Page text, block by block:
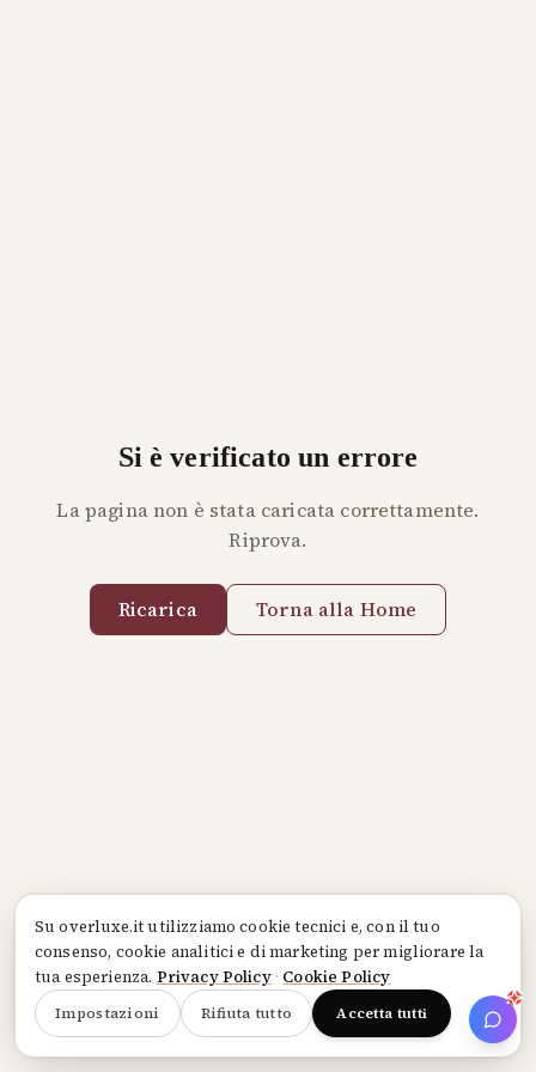
Suoverluxe.itutilizziamo cookie tecnici e, con il tuo
consenso, cookie analitici e di marketing per migliorare la
tua esperienza. Privacy Policy· Cookie Policy
Impostazioni Rifiuta tutto Accetta tutti
Si è verificato un errore
La pagina non è stata caricata correttamente.
Riprova.
Ricarica Torna alla Home